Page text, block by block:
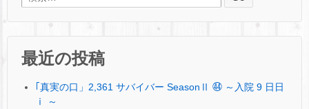
最近の投稿
｢真実の口」2,361 サバイバー SeasonⅡ ㊹ ～入院 9 日日
ⅰ ～